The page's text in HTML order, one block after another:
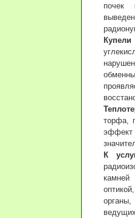
почек
Купели
торфа,
К
камней